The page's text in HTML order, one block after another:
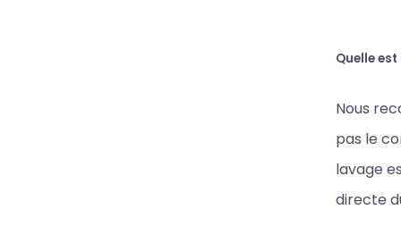
Quelle
Nous
pas le
lavage
directe